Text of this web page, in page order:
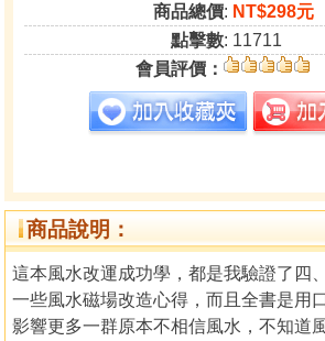
商品總價: NT$298元
點擊數: 11711
會員評價：
商品說明：
這本風水改運成功學，都是我驗證了四
一些風水磁場改造心得，而且全書是用
影響更多一群原本不相信風水，不知道